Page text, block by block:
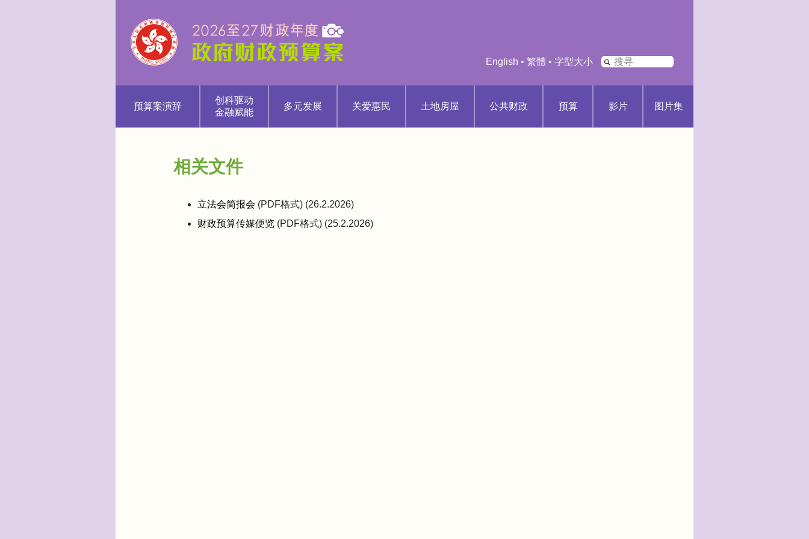
English • 繁體 • 字型大小
搜
预算案演辞
创科驱动
金融赋能
多元发展 关爱惠民 土地房屋 公共财政 预算 影片 图片集
相关文件
立法会简报会 (PDF格式) (26.2.2026)
财政预算传媒便览 (PDF格式) (25.2.2026)